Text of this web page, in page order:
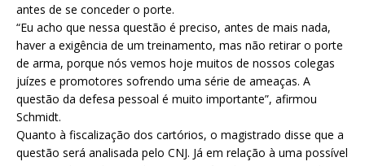
antes de se conceder o porte.
“Eu acho que nessa questão é preciso, antes de mais nada,
haver a exigência de um treinamento, mas não retirar o porte
de arma, porque nós vemos hoje muitos de nossos colegas
juízes e promotores sofrendo uma série de ameaças. A
questão da defesa pessoal é muito importante”, afirmou
Schmidt.
Quanto à fiscalização dos cartórios, o magistrado disse que a
questão será analisada pelo CNJ. Já em relação à uma possível